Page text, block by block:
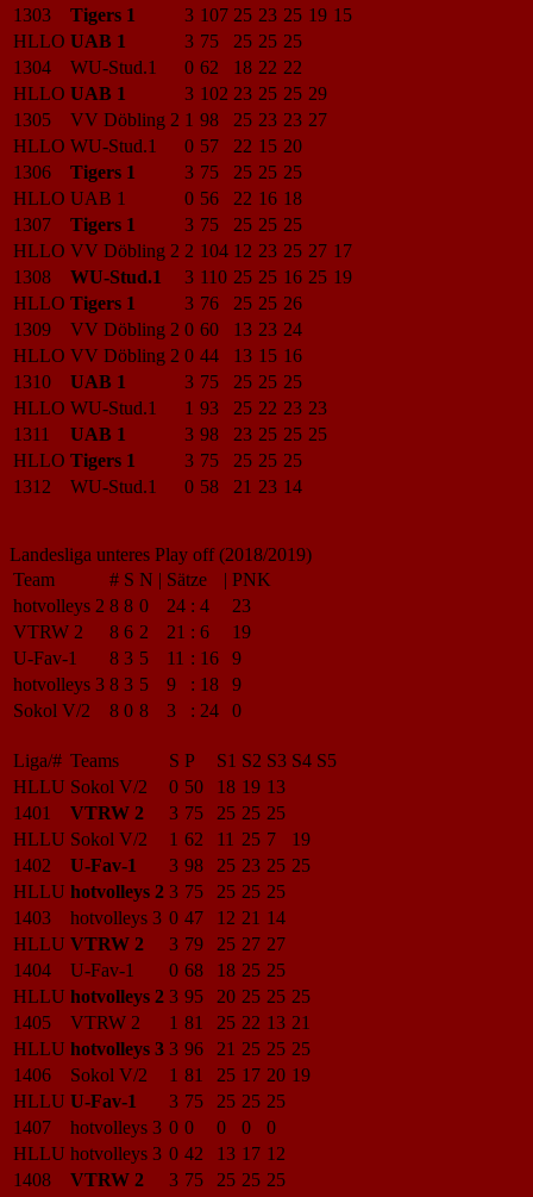
1303
Tigers 1 3 107 25 23 25 19 15
HLLO UAB 1 3 75 25 25 25
1304
WU-Stud.1 0 62 18 22 22
HLLO UAB 1 3 102 23 25 25 29
1305
VV Döbling 2 1 98 25 23 23 27
HLLO WU-Stud.1 0 57 22 15 20
1306
Tigers 1 3 75 25 25 25
HLLO UAB 1 0 56 22 16 18
1307
Tigers 1 3 75 25 25 25
HLLO VV Döbling 2 2 104 12 23 25 27 17
1308
WU-Stud.1 3 110 25 25 16 25 19
HLLO Tigers 1 3 76 25 25 26
1309
VV Döbling 2 0 60 13 23 24
HLLO VV Döbling 2 0 44 13 15 16
1310
UAB 1 3 75 25 25 25
HLLO WU-Stud.1 1 93 25 22 23 23
1311
UAB 1 3 98 23 25 25 25
HLLO Tigers 1 3 75 25 25 25
1312
WU-Stud.1 0 58 21 23 14
Landesliga unteres Play off (2018/2019)
Team
# S N | Sätze | PNK
hotvolleys 2 8 8 0 24 : 4
23
VTRW 2
8 6 2 21 : 6
19
U-Fav-1
8 3 5 11 : 16
9
hotvolleys 3 8 3 5 9 : 18
9
Sokol V/2
8 0 8 3 : 24 0
Liga/# Teams S P S1 S2 S3 S4 S5
HLLU Sokol V/2 0 50 18 19 13
1401
VTRW 2 3 75 25 25 25
HLLU Sokol V/2 1 62 11 25 7
19
1402
U-Fav-1 3 98 25 23 25 25
HLLU hotvolleys 2 3 75 25 25 25
1403
hotvolleys 3 0 47 12 21 14
HLLU VTRW 2 3 79 25 27 27
1404
U-Fav-1 0 68 18 25 25
HLLU hotvolleys 2 3 95 20 25 25 25
1405
VTRW 2 1 81 25 22 13 21
HLLU hotvolleys 3 3 96 21 25 25 25
1406
Sokol V/2 1 81 25 17 20 19
HLLU U-Fav-1 3 75 25 25 25
1407
hotvolleys 3 0 0 0 0
0
HLLU hotvolleys 3 0 42 13 17 12
1408
VTRW 2 3 75 25 25 25